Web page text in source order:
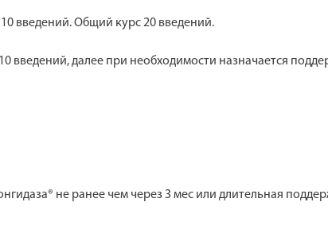
введений. Общий курс 20 введений.
введений, далее при необходимости назначается
не ранее чем через 3 мес или длительная